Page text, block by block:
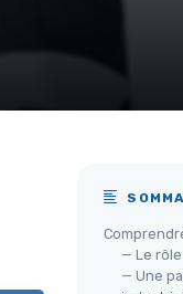
— Le
— Une